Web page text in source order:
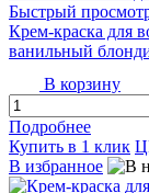
Быстрый
Крем-краска для
ванильный
В корзину
Подробнее
Купить в 1 клик
В избранное